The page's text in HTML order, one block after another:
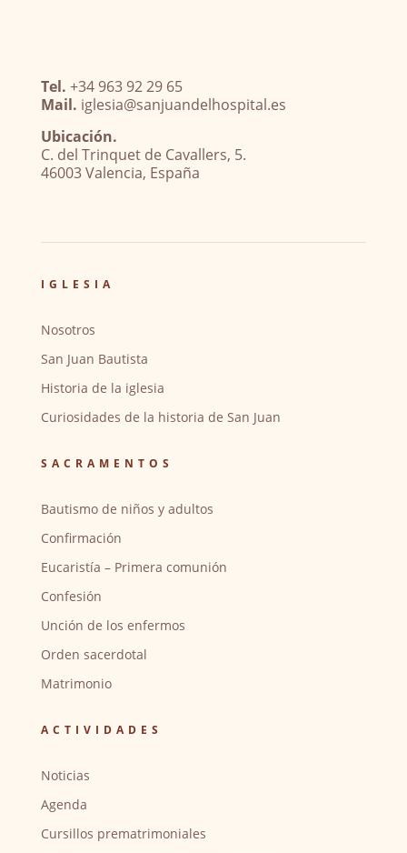
Tel. +34 963 92 29 65
Mail. iglesia@sanjuandelhospital.es
Ubicación.
C. del Trinquet de Cavallers, 5.
46003 Valencia, España
IGLESIA
Nosotros
San Juan Bautista
Historia de la iglesia
Curiosidades de la historia de San Juan
SACRAMENTOS
Bautismo de niños y adultos
Confirmación
Eucaristía – Primera comunión
Confesión
Unción de los enfermos
Orden sacerdotal
Matrimonio
ACTIVIDADES
Noticias
Agenda
Cursillos prematrimoniales